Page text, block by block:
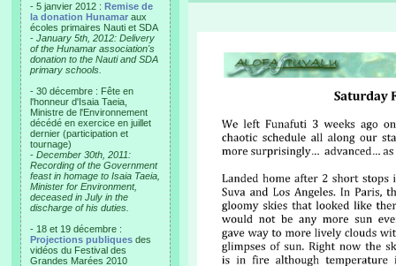
- 5 janvier 2012 : Remise de
la donation Hunamar aux
écoles primaires Nauti et SDA
- January 5th, 2012: Delivery
of the Hunamar association's
donation to the Nauti and SDA
primary schools.
- 30 décembre : Fête en
l'honneur d'Isaia Taeia,
Ministre de l'Environnement
décédé en exercice en juillet
dernier (participation et
tournage)
- December 30th, 2011:
Recording of the Government
feast in homage to Isaia Taeia,
Minister for Environment,
deceased in July in the
discharge of his duties.
- 18 et 19 décembre :
Projections publiques des
vidéos du Festival des
Grandes Marées 2010